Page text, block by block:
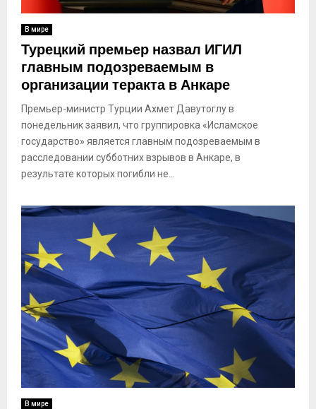
В мире
Турецкий премьер назвал ИГИЛ
главным подозреваемым в
организации теракта в Анкаре
Премьер-министр Турции Ахмет Давутоглу в
понедельник заявил, что группировка «Исламское
государство» является главным подозреваемым в
расследовании субботних взрывов в Анкаре, в
результате которых погибли не...
В мире